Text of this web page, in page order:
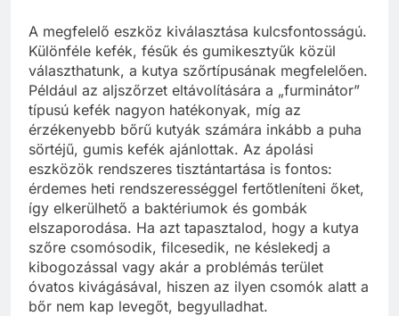
A megfelelő eszköz kiválasztása kulcsfontosságú.
Különféle kefék, fésűk és gumikesztyűk közül
választhatunk, a kutya szőrtípusának megfelelően.
Például az aljszőrzet eltávolítására a „furminátor”
típusú kefék nagyon hatékonyak, míg az
érzékenyebb bőrű kutyák számára inkább a puha
sörtéjű, gumis kefék ajánlottak. Az ápolási
eszközök rendszeres tisztántartása is fontos:
érdemes heti rendszerességgel fertőtleníteni őket,
így elkerülhető a baktériumok és gombák
elszaporodása. Ha azt tapasztalod, hogy a kutya
szőre csomósodik, filcesedik, ne késlekedj a
kibogozással vagy akár a problémás terület
óvatos kivágásával, hiszen az ilyen csomók alatt a
bőr nem kap levegőt, begyulladhat.